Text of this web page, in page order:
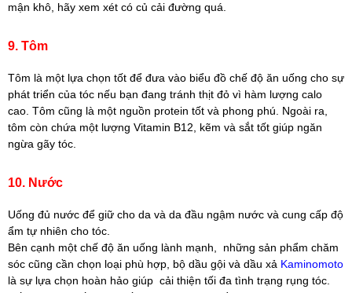
mận khô, hãy xem xét có củ cải đường quá.
9. Tôm
Tôm là một lựa chọn tốt để đưa vào biểu đồ chế độ ăn uống cho sự
phát triển của tóc nếu bạn đang tránh thịt đỏ vì hàm lượng calo
cao. Tôm cũng là một nguồn protein tốt và phong phú. Ngoài ra,
tôm còn chứa một lượng Vitamin B12, kẽm và sắt tốt giúp ngăn
ngừa gãy tóc.
10. Nước
Uống đủ nước để giữ cho da và da đầu ngậm nước và cung cấp độ
ẩm tự nhiên cho tóc.
Bên cạnh một chế độ ăn uống lành mạnh, những sản phẩm chăm
sóc cũng cần chọn loại phù hợp, bộ dầu gội và dầu xả Kaminomoto
là sự lựa chọn hoàn hảo giúp cải thiện tối đa tình trạng rụng tóc.